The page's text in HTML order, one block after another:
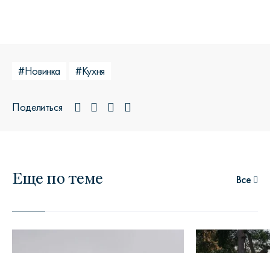
#Новинка #Кухня
Поделиться
Еще по теме Все